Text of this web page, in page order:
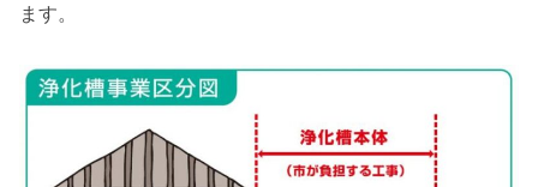
ます。